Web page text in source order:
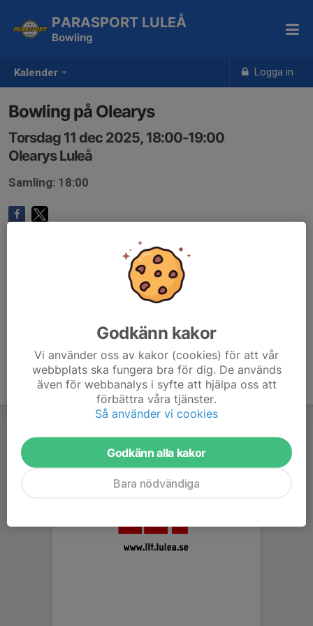
Kalender Logga in
PARASPORT LULEÅ
Bowling
Bowling på Olearys
Torsdag 11 dec 2025, 18:00-19:00
Olearys Luleå
Samling: 18:00
Godkänn kakor
Vi använder oss av kakor (cookies) för att vår
webbplats ska fungera bra för dig. De används
även för webbanalys i syfte att hjälpa oss att
förbättra våra tjänster.
Så använder vi cookies
Godkänn alla kakor
Bara nödvändiga